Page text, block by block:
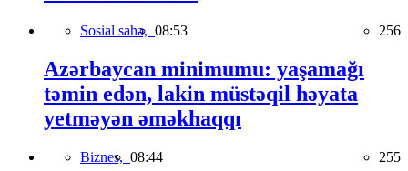
Sosial sahə, 08:53 256
Azərbaycan minimumu: yaşamağı
təmin edən, lakin müstəqil həyata
yetməyən əməkhaqqı
Biznes, 08:44 255